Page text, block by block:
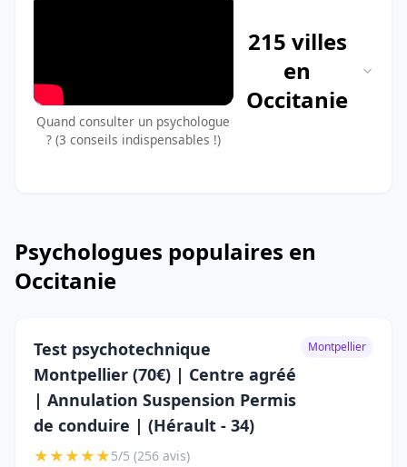
Quand consulter un psychologue
? (3 conseils indispensables !)
215 villes
en
Occitanie
Psychologues populaires en
Occitanie
Test psychotechnique
Montpellier (70€) | Centre agréé
| Annulation Suspension Permis
de conduire | (Hérault - 34)
Montpellier
★★★★★5/5 (256 avis)